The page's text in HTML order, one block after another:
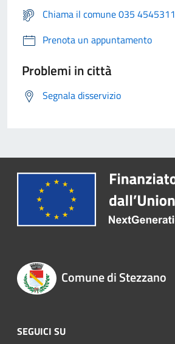
Chiama il comune 035 4545311
Prenota un appuntamento
Problemi in città
Segnala disservizio
Comune di Stezzano
SEGUICI SU